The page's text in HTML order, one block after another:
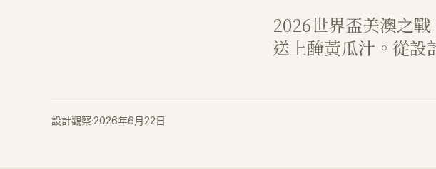
2026世界盃美澳之
送上醃黃瓜汁。從設
設計觀察·2026年6月22日